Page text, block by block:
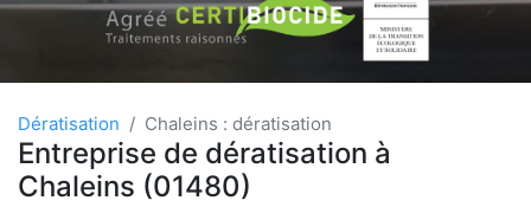
Dératisation Chaleins : dératisation
Entreprise de dératisation à
Chaleins (01480)